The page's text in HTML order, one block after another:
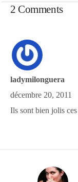
2 Comments
ladymilonguera
décembre 20, 2011
Ils sont bien jolis